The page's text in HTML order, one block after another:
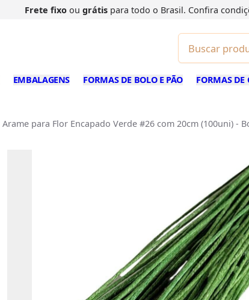
Frete fixoou grátispara todo o Brasil. Confira
EMBALAGENS FORMAS DE BOLO E PÃO FORMAS DE
Arame para Flor Encapado Verde #26 com 20cm (100uni) -